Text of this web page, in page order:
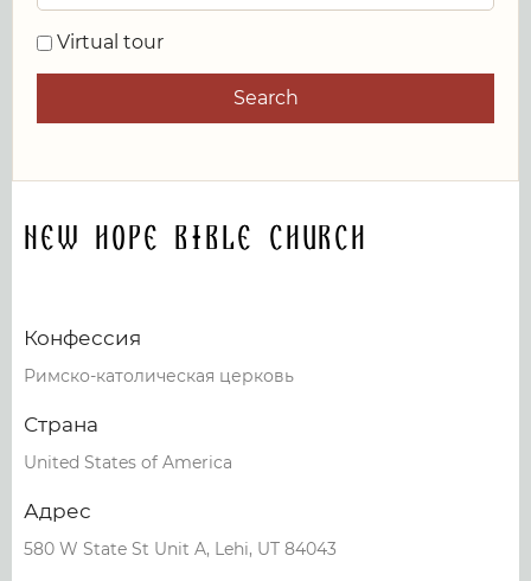
Virtual tour
Search
New Hope Bible Church
Конфессия
Римско-католическая церковь
Страна
United States of America
Адрес
580 W State St Unit A, Lehi, UT 84043